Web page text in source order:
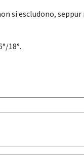
si escludono,
18°.